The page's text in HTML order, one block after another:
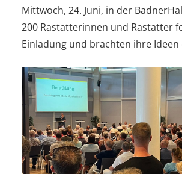
Mittwoch, 24. Juni, in der
200 Rastatterinnen und Rastatter
Einladung und brachten ihre Ideen